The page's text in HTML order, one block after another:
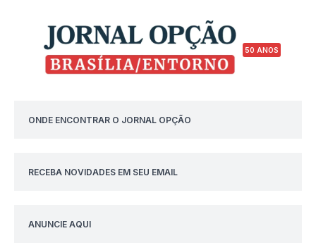
50 ANOS
ONDE ENCONTRAR O JORNAL OPÇÃO
RECEBA NOVIDADES EM SEU EMAIL
ANUNCIE AQUI